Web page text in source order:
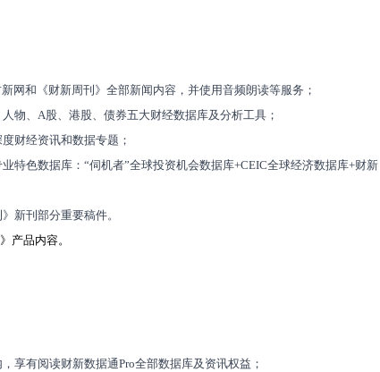
网和《财新周刊》全部新闻内容，并使用音频朗读等服务；
物、A股、港股、债券五大财经数据库及分析工具；
财经资讯和数据专题；
特色数据库：“伺机者”全球投资机会数据库+CEIC全球经济数据库+财新
新刊部分重要稿件。
产品内容。
享有阅读财新数据通Pro全部数据库及资讯权益；